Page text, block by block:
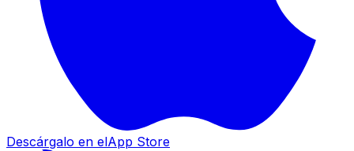
Descárgalo en elApp Store